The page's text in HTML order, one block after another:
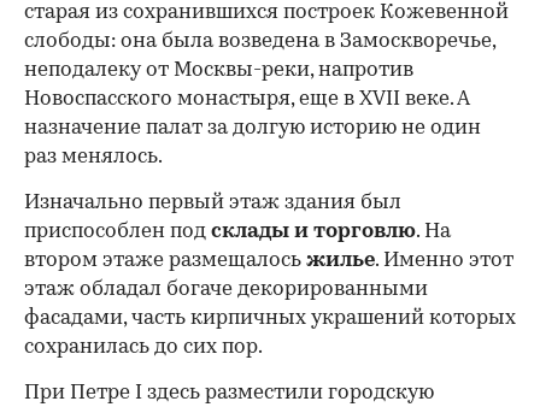
старая из сохранившихся построек Кожевенной
слободы: она была возведена в Замоскворечье,
неподалеку от Москвы-реки, напротив
Новоспасского монастыря, еще в XVII веке. А
назначение палат за долгую историю не один
раз менялось.
Изначально первый этаж здания был
приспособлен под склады и торговлю. На
втором этаже размещалось жилье. Именно этот
этаж обладал богаче декорированными
фасадами, часть кирпичных украшений которых
сохранилась до сих пор.
При Петре I здесь разместили городскую